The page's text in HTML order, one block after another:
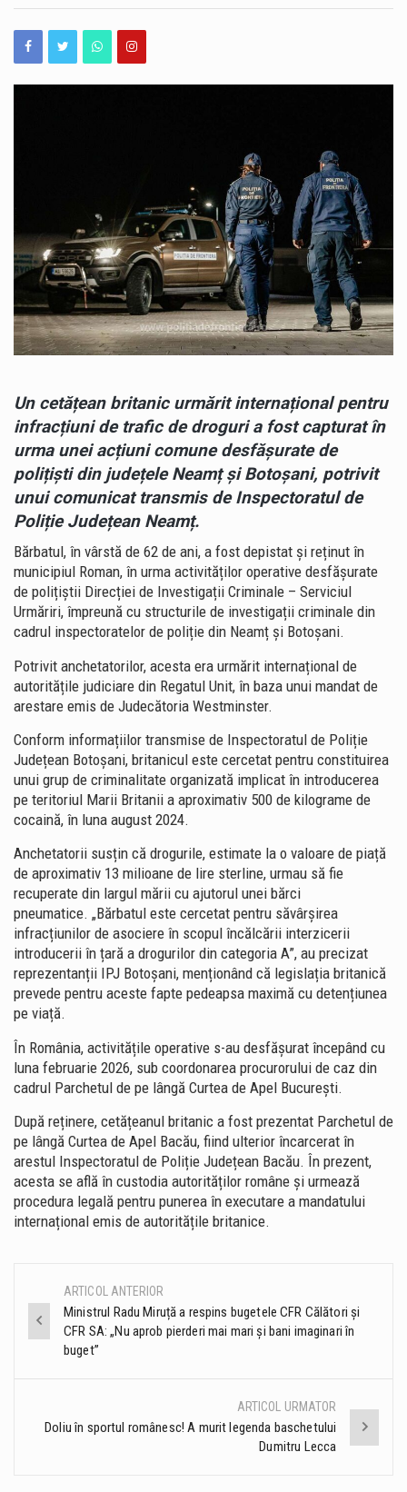
Cât de bine cunoaștem, de fapt, străduțele pe care trecem aproape zilnic prin Peninsula Constanței? Unele dintre ele ascund povești de acum aproape un secol, iar acestea pot fi descoperite astăzi, în cadrul unui nou tur ghidat gratuit. Muzeul de Istorie Națională și Arheologie Constanța continuă proiectul cultural „Vara la Constanța – Pe străzile mai puțin știute ale orașului”, dedicat istoriei moderne și patrimoniului urban al municipiului. Sâmbătă, 8 august 2026, de la ora 10:00, constănțenii și turiștii sunt invitați la o plimbare prin Peninsula orașului, pornind de la Statuia Lupoaica (Lupa Capitolina), din Piața Ovidiu. Turul va fi susținut…
Un cetățean britanic urmărit internațional pentru
infracțiuni de trafic de droguri a fost capturat în
urma unei acțiuni comune desfășurate de
polițiști din județele Neamț și Botoșani, potrivit
unui comunicat transmis deInspectoratul de
Poliție Județean Neamț.
Bărbatul, în vârstă de 62 de ani, a fost depistat și reținut în
municipiul Roman, în urma activităților operative desfășurate
de polițiștii Direcției de Investigații Criminale – Serviciul
Urmăriri, împreună cu structurile de investigații criminale din
cadrul inspectoratelor de poliție din Neamț și Botoșani.
Potrivit anchetatorilor, acesta era urmărit internațional de
autoritățile judiciare din Regatul Unit, în baza unui mandat de
arestare emis de Judecătoria Westminster.
Conform informațiilor transmise de Inspectoratul de Poliție
Județean Botoșani, britanicul este cercetat pentru constituirea
unui grup de criminalitate organizată implicat în introducerea
pe teritoriul Marii Britanii a aproximativ 500 de kilograme de
cocaină, în luna august 2024.
Anchetatorii susțin că drogurile, estimate la o valoare de piață
de aproximativ 13 milioane de lire sterline, urmau să fie
recuperate din largul mării cu ajutorul unei bărci
pneumatice. „Bărbatul este cercetat pentru săvârșirea
infracțiunilor de asociere în scopul încălcării interzicerii
introducerii în țară a drogurilor din categoria A”, au precizat
reprezentanții IPJ Botoșani, menționând că legislația britanică
prevede pentru aceste fapte pedeapsa maximă cu detențiunea
pe viață.
În România, activitățile operative s-au desfășurat începând cu
luna februarie 2026, sub coordonarea procurorului de caz din
cadrul Parchetul de pe lângă Curtea de Apel București.
După reținere, cetățeanul britanic a fost prezentat Parchetul de
pe lângă Curtea de Apel Bacău, fiind ulterior încarcerat în
arestul Inspectoratul de Poliție Județean Bacău. În prezent,
acesta se află în custodia autorităților române și urmează
procedura legală pentru punerea în executare a mandatului
internațional emis de autoritățile britanice.
Post
navigation
ARTICOL ANTERIOR
Ministrul Radu Miruță a respins bugetele CFR Călători și
CFR SA: „Nu aprob pierderi mai mari și bani imaginari în
buget”
ARTICOL URMATOR
Doliu în sportul românesc! A murit legenda baschetului
Dumitru Lecca